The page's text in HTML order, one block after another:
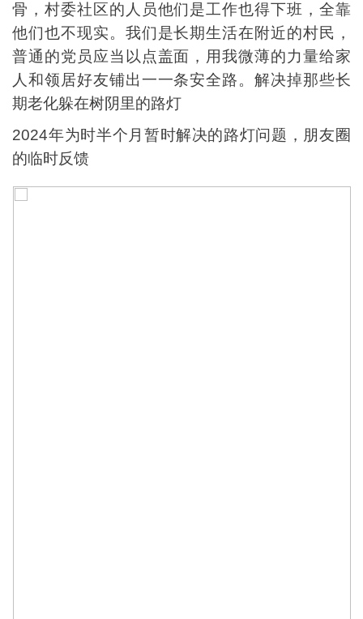
骨，村委社区的人员他们是工作也得下班，全靠
他们也不现实。我们是长期生活在附近的村民，
普通的党员应当以点盖面，用我微薄的力量给家
人和领居好友铺出一一条安全路。解决掉那些长
期老化躲在树阴里的路灯
2024年为时半个月暂时解决的路灯问题，朋友圈
的临时反馈